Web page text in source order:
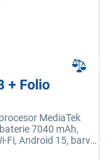
+ Folio
MediaTek
7040 mAh,
Fi, Android 15, barva